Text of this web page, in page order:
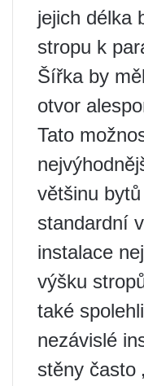
jejich délka
stropu k
Šířka by
otvor
Tato
většinu
standardní
instalace
výšku
také
nezávislé
stěny často